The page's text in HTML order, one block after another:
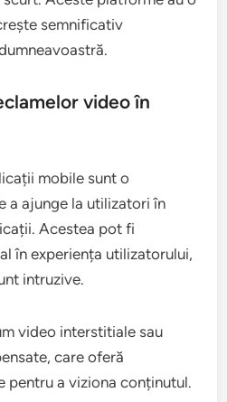
sunt mai ușor de
în transmiterea mesajelor
spectatorilor.
populare
Reels, care
semnificativ
video în
mobile sunt o
ajunge la utilizatori în
Acestea pot fi